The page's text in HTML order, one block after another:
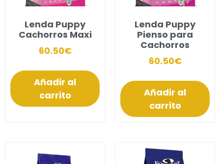
Lenda Puppy
Cachorros Maxi
60.50€
Añadir al
carrito
Lenda Puppy
Pienso para
Cachorros
60.50€
Añadir al
carrito